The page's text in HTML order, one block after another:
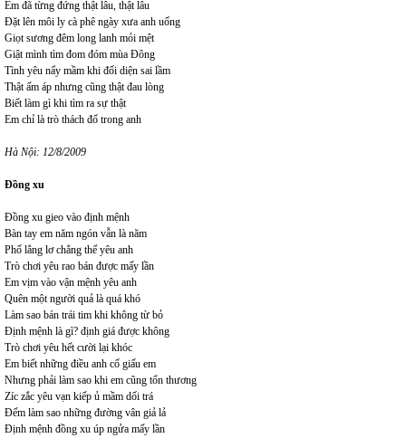
Em đã từng đứng thật lâu, thật lâu
Đặt lên môi ly cà phê ngày xưa anh uống
Giọt sương đêm long lanh mỏi mệt
Giật mình tìm đom đóm mùa Đông
Tình yêu nẩy mầm khi đối diện sai lầm
Thật ấm áp nhưng cũng thật đau lòng
Biết làm gì khi tìm ra sự thật
Em chỉ là trò thách đố trong anh
Hà Nội: 12/8/2009
Đồng xu
Đồng xu gieo vào định mệnh
Bàn tay em năm ngón vẫn là năm
Phố lẳng lơ chẳng thể yêu anh
Trò chơi yêu rao bán được mấy lần
Em vịm vào vận mệnh yêu anh
Quên một người quả là quá khó
Làm sao bán trái tim khi không từ bỏ
Định mệnh là gì? định giá được không
Trò chơi yêu hết cười lại khóc
Em biết những điều anh cố giấu em
Nhưng phải làm sao khi em cũng tổn thương
Zíc zắc yêu vạn kiếp ủ mầm dối trá
Đếm làm sao những đường vân giả lả
Định mệnh đồng xu úp ngửa mấy lần